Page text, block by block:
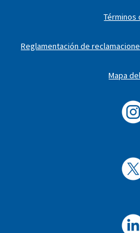
Términos
Reglamentación de
Mapa